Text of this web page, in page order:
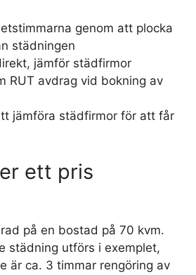
genom att plocka
städningen
jämför städfirmor
RUT avdrag vid bokning av
jämföra städfirmor för att får
ett pris
på en bostad på 70 kvm.
städning utförs i exemplet,
är ca. 3 timmar rengöring av